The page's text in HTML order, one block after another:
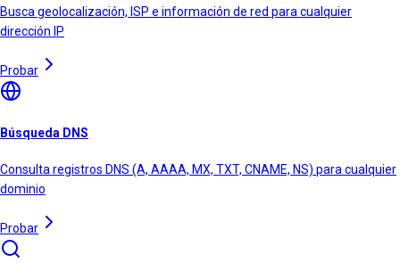
Busca geolocalización, ISP e información de red para cualquier
dirección IP
Probar
Búsqueda DNS
Consulta registros DNS (A, AAAA, MX, TXT, CNAME, NS) para cualquier
dominio
Probar